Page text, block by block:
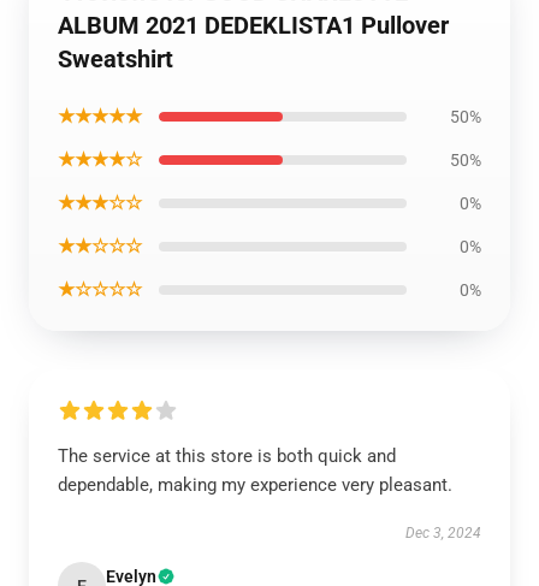
ALBUM 2021 DEDEKLISTA1 Pullover
Sweatshirt
★★★★★ 50%
★★★★☆ 50%
★★★☆☆ 0%
★★☆☆☆ 0%
★☆☆☆☆ 0%
The service at this store is both quick and
dependable, making my experience very pleasant.
Dec 3, 2024
Evelyn